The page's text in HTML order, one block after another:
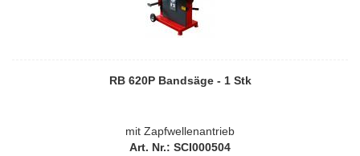
RB 620P Bandsäge - 1 Stk
mit Zapfwellenantrieb
Art. Nr.: SCI000504